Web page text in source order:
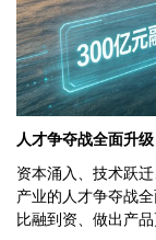
人才争夺战全面升级
资本涌入、技术跃
产业的人才争夺战
比融到资、做出产品